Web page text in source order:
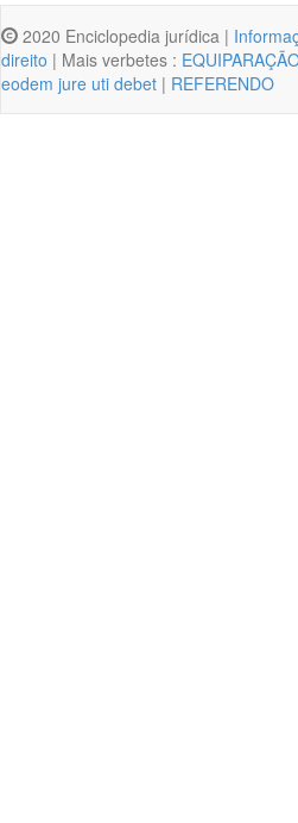
2020 Enciclopedia jurídica |
direito | Mais verbetes :
eodem jure uti debet | REFERENDO